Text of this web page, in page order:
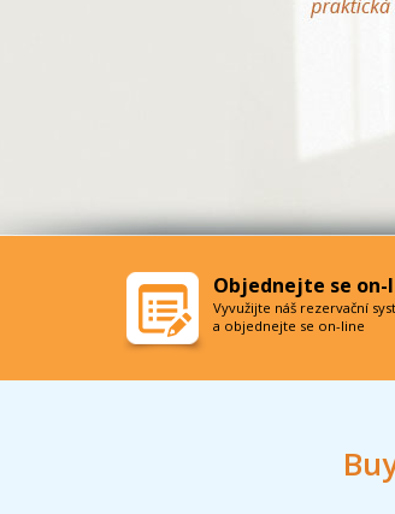
Objednejte se on-
Vyvužijte náš rezervační
a objednejte se on-line